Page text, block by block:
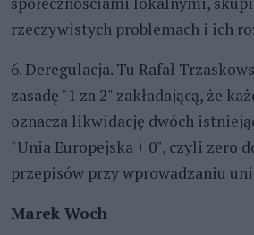
rzeczywistych problemach i ich
6. Deregulacja. Tu Rafał
zasadę "1 za 2" zakładającą, że
oznacza likwidację dwóch
"Unia Europejska + 0", czyli zero
przepisów przy wprowadzaniu
Marek Woch